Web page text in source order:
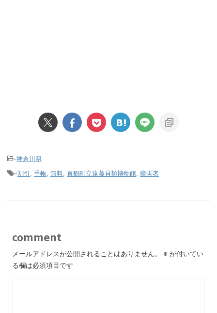
-神奈川県
-割引 手帳 無料 真鶴町立遠藤貝類博物館 障害者
comment
メールアドレスが公開されることはありません。 ※ が付いてい
る欄は必須項目です